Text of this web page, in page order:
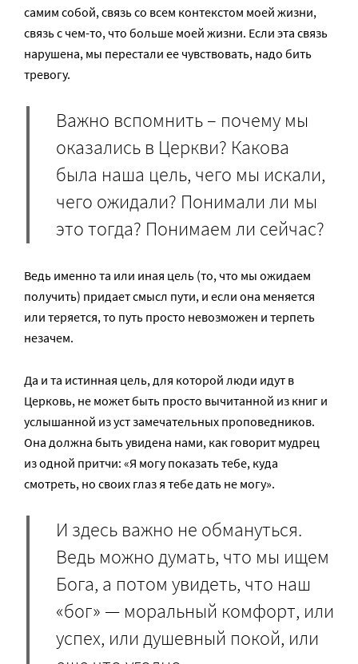
самим собой, связь со всем контекстом моей жизни,
связь с чем-то, что больше моей жизни. Если эта связь
нарушена, мы перестали ее чувствовать, надо бить
тревогу.
Важно вспомнить – почему мы
оказались в Церкви? Какова
была наша цель, чего мы искали,
чего ожидали? Понимали ли мы
это тогда? Понимаем ли сейчас?
Ведь именно та или иная цель (то, что мы ожидаем
получить) придает смысл пути, и если она меняется
или теряется, то путь просто невозможен и терпеть
незачем.
Да и та истинная цель, для которой люди идут в
Церковь, не может быть просто вычитанной из книг и
услышанной из уст замечательных проповедников.
Она должна быть увидена нами, как говорит мудрец
из одной притчи: «Я могу показать тебе, куда
смотреть, но своих глаз я тебе дать не могу».
И здесь важно не обмануться.
Ведь можно думать, что мы ищем
Бога, а потом увидеть, что наш
«бог» — моральный комфорт, или
успех, или душевный покой, или